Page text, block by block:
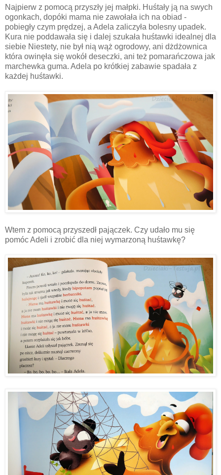
Najpierw z pomocą przyszły jej małpki. Huśtały ją na swych
ogonkach, dopóki mama nie zawołała ich na obiad -
pobiegły czym prędzej, a Adela zaliczyła bolesny upadek.
Kura nie poddawała się i dalej szukała huśtawki idealnej dla
siebie Niestety, nie był nią wąż ogrodowy, ani dżdżownica
która owinęła się wokół deseczki, ani też pomarańczowa jak
marchewka guma. Adela po krótkiej zabawie spadała z
każdej huśtawki.
Wtem z pomocą przyszedł pajączek. Czy udało mu się
pomóc Adeli i zrobić dla niej wymarzoną huśtawkę?